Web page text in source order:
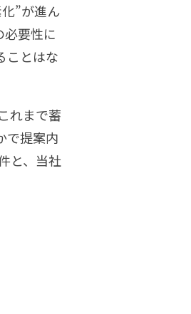
”が進ん
必要性に
ことはな
れまで蓄
で提案内
と、当社